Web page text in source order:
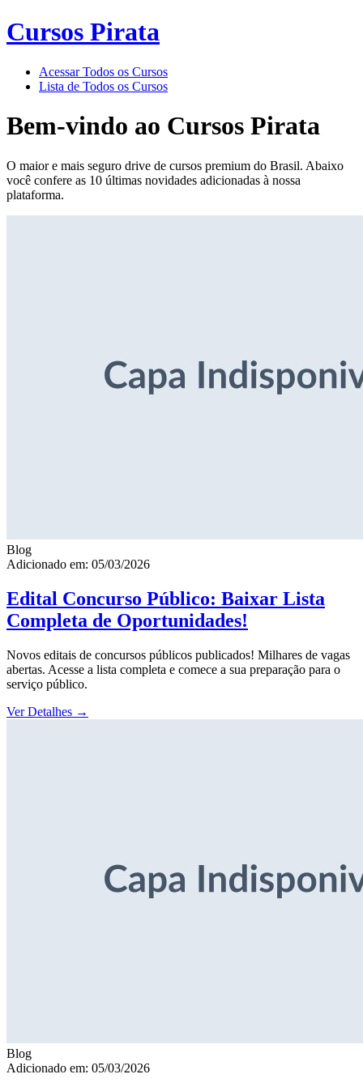
Cursos Pirata
Acessar Todos os Cursos
Lista de Todos os Cursos
Bem-vindo ao Cursos Pirata
O maior e mais seguro drive de cursos premium do Brasil. Abaixo
você confere as 10 últimas novidades adicionadas à nossa
plataforma.
Blog
Adicionado em: 05/03/2026
Edital Concurso Público: Baixar Lista
Completa de Oportunidades!
Novos editais de concursos públicos publicados! Milhares de vagas
abertas. Acesse a lista completa e comece a sua preparação para o
serviço público.
Ver Detalhes →
Blog
Adicionado em: 05/03/2026